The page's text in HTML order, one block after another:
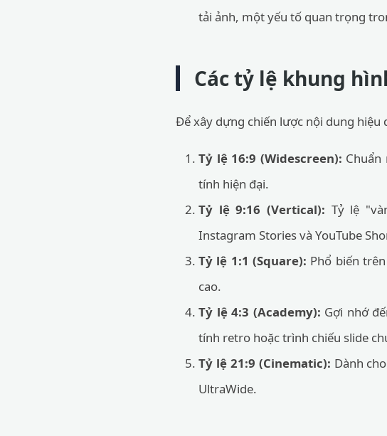
tải ảnh, một yếu tố quan trọng
Các tỷ lệ khung
Để xây dựng chiến lược nội dung hiệu
Tỷ lệ 16:9 (Widescreen): Chuẩn
tính hiện đại.
Tỷ lệ 9:16 (Vertical): Tỷ lệ
Instagram Stories và YouTube
Tỷ lệ 1:1 (Square): Phổ biến
cao.
Tỷ lệ 4:3 (Academy): Gợi nhớ
tính retro hoặc trình chiếu slide
Tỷ lệ 21:9 (Cinematic): Dành
UltraWide.